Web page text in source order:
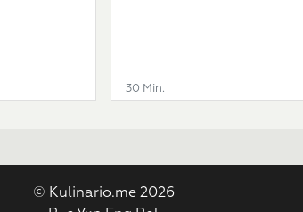
30 Min.
© Kulinario.me 2026